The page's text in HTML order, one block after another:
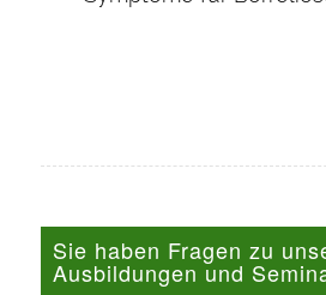
Sie haben Fragen zu
Ausbildungen und